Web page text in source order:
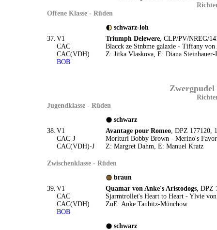
Offene Klasse - Rüden
schwarz-loh
37. V1
CAC
CAC(VDH)
BOB
Triumph Delewere, CLP/PV/NREG/
Blacck ze Stnbme galaxie - Tiffany
Z: Jitka Vlaskova, E: Diana
Jugendklasse - Rüden
schwarz
38. V1
CAC-J
CAC(VDH)-J
Avantage pour Romeo, DPZ 177120,
Morituri Bobby Brown - Merino's
Z: Margret Dahm, E: Manuel Kratz
Zwischenklasse - Rüden
braun
39. V1
CAC
CAC(VDH)
BOB
Quamar von Anke's Aristodogs, DPZ
Sjarmtrollet's Heart to Heart - Ylvie
ZuE: Anke Taubitz-Münchow
schwarz